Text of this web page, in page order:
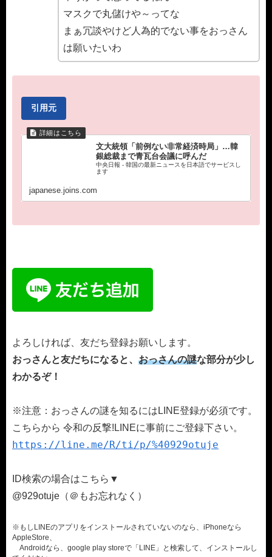
マスクで丸儲けや～ってな
まぁ冗談やけど人為的でない事をおっさん
は願いたいわ
引用元
文大統領「前例ない非常経済時局」…韓
銀総裁まで青瓦台会議に呼んだ
中央日報 - 韓国の最新ニュースを日本語でサービスし
ます
japanese.joins.com
よろしければ、友だち登録お願いします。
おっさんと友だちになると、 おっさんの謎な部分が少し
わかるぞ！
※注意：おっさんの謎を知るにはLINE登録が必須です。
こちらから 令和の反撃!LINEに事前にご登録下さい。
https://line.me/R/ti/p/%40929otuje
ID検索の場合はこちら▼
@929otuje（＠もお忘れなく）
※もしLINEのアプリをインストールされていないのなら、iPhoneなら
AppleStore、
Androidなら、google play storeで「LINE」と検索して、インストールし